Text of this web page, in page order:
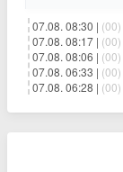
07.08. 08:30 | (00)
07.08. 08:17 | (00)
07.08. 08:06 | (00)
07.08. 06:33 | (00)
07.08. 06:28 | (00)